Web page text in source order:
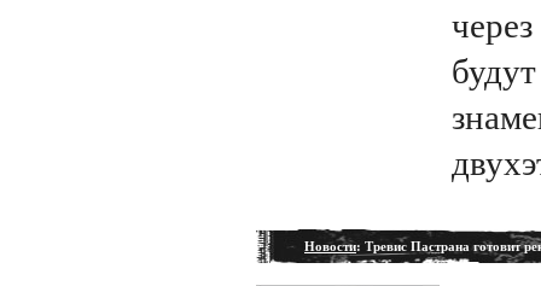
Новости: Тревис Пастрана готовит